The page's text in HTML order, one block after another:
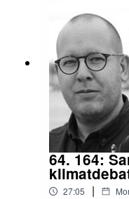
miljardärskatt?
By Default?
You… (Harry
64. 164:
27:05 |